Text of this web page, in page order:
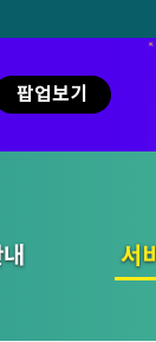
팝업보기
서
색